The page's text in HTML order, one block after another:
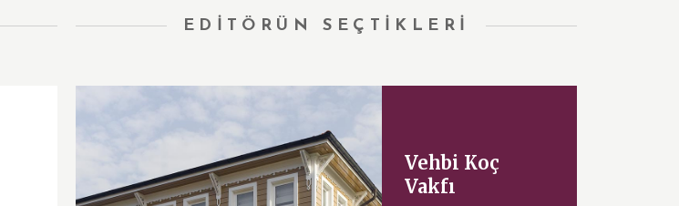
EDİTÖRÜN SEÇTİKLERİ
Vehbi Koç
Vakfı